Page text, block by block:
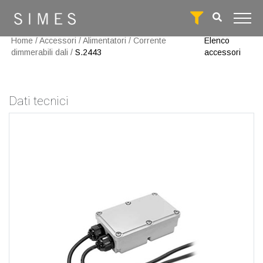
Home /Accessori /Alimentatori / Corrente
dimmerabili dali / S.2443
Elenco
accessori
Dati tecnici